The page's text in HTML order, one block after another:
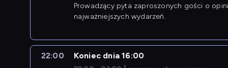
Prowadzący pyta zaproszonych gości o
najważniejszych wydarzeń.
22:00 Koniec dnia 16:00